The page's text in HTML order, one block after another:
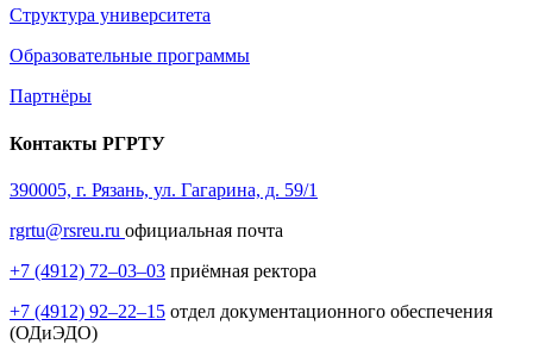
Структура университета
Образовательные программы
Партнёры
Контакты РГРТУ
390005, г. Рязань, ул. Гагарина, д. 59/1
rgrtu@rsreu.ru официальная почта
+7 (4912) 72–03–03 приёмная ректора
+7 (4912) 92–22–15 отдел документационного обеспечения
(ОДиЭДО)